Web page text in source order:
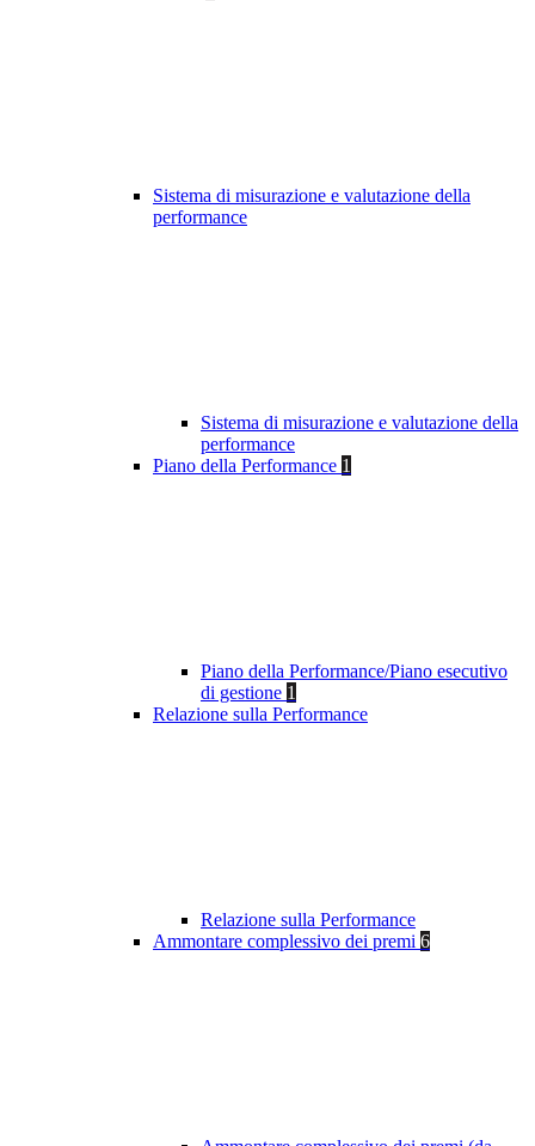
Sistema di misurazione e valutazione della
performance
Sistema di misurazione e valutazione della
performance
Piano della Performance 1
Piano della Performance/Piano esecutivo
di gestione 1
Relazione sulla Performance
Relazione sulla Performance
Ammontare complessivo dei premi 6